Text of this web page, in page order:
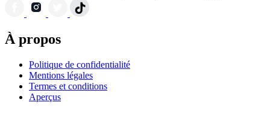
À propos
Politique de confidentialité
Mentions légales
Termes et conditions
Aperçus